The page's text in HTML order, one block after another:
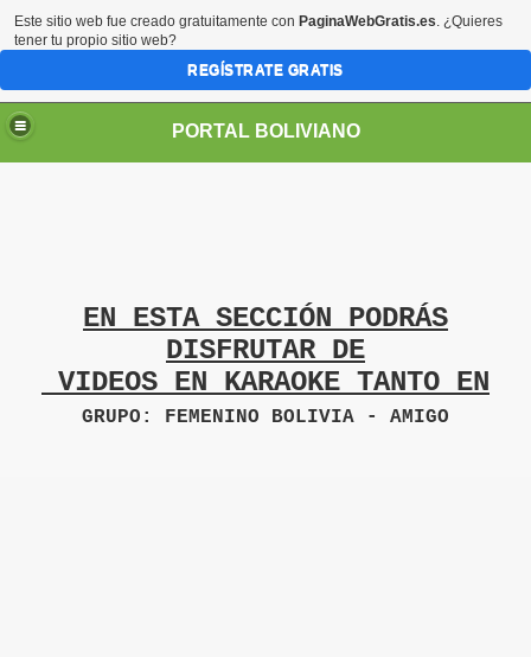
PORTAL BOLIVIANO
EN ESTA SECCIÓN PODRÁS
DISFRUTAR DE
VIDEOS EN KARAOKE TANTO EN
GRUPO: FEMENINO BOLIVIA - AMIGO
Este sitio web fue creado gratuitamente con PaginaWebGratis.es. ¿Quieres
tener tu propio sitio web?
REGÍSTRATE GRATIS